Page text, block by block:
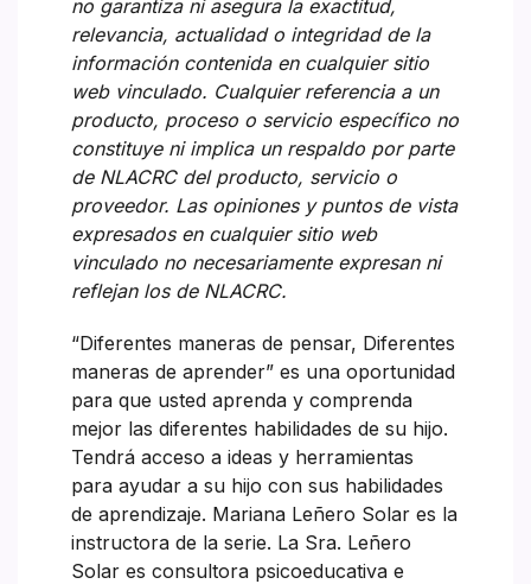
no garantiza ni asegura la exactitud,
relevancia, actualidad o integridad de la
información contenida en cualquier sitio
web vinculado. Cualquier referencia a un
producto, proceso o servicio específico no
constituye ni implica un respaldo por parte
de NLACRC del producto, servicio o
proveedor. Las opiniones y puntos de vista
expresados en cualquier sitio web
vinculado no necesariamente expresan ni
reflejan los de NLACRC.
“Diferentes maneras de pensar, Diferentes
maneras de aprender” es una oportunidad
para que usted aprenda y comprenda
mejor las diferentes habilidades de su hijo.
Tendrá acceso a ideas y herramientas
para ayudar a su hijo con sus habilidades
de aprendizaje. Mariana Leñero Solar es la
instructora de la serie. La Sra. Leñero
Solar es consultora psicoeducativa e